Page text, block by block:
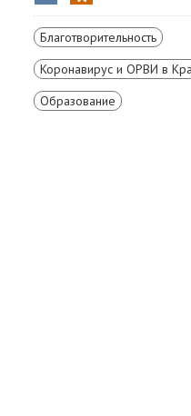
Благотворительность
Образование